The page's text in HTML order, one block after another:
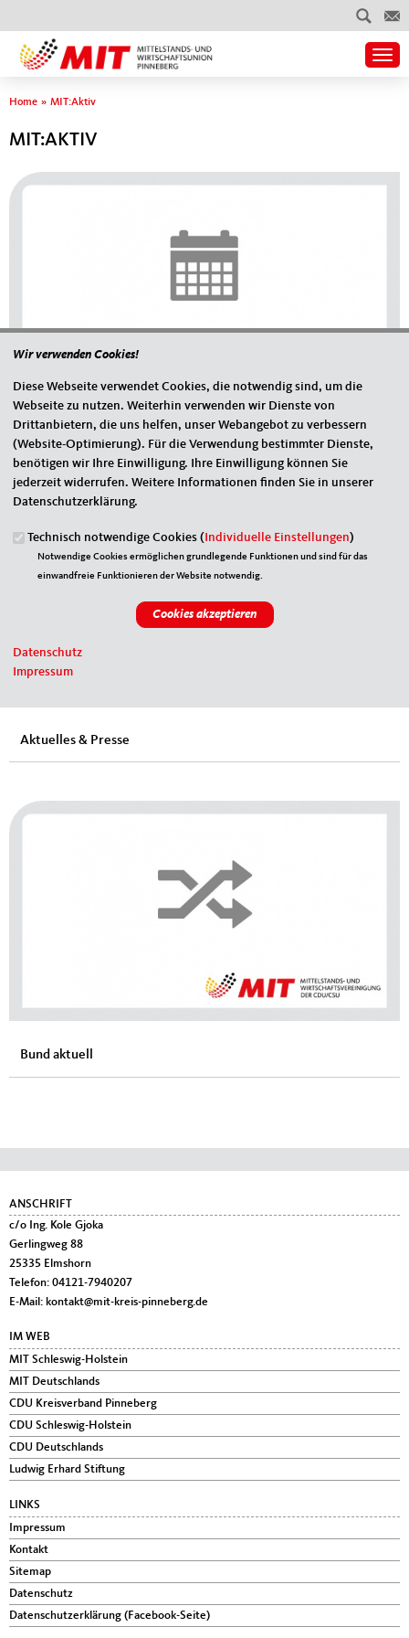
Sie sind hier
Home » MIT:Aktiv
MIT:AKTIV
Termine
Aktuelles & Presse
Bund aktuell
Fußbereich
ANSCHRIFT
c/o Ing. Kole Gjoka
Gerlingweg 88
25335 Elmshorn
Telefon: 04121-7940207
E-Mail: kontakt@mit-kreis-pinneberg.de
IM WEB
MIT Schleswig-Holstein
MIT Deutschlands
CDU Kreisverband Pinneberg
CDU Schleswig-Holstein
CDU Deutschlands
Ludwig Erhard Stiftung
LINKS
Impressum
Kontakt
Sitemap
Datenschutz
Datenschutzerklärung (Facebook-Seite)
Wir verwenden Cookies!
Diese Webseite verwendet Cookies, die notwendig sind, um die
Webseite zu nutzen. Weiterhin verwenden wir Dienste von
Drittanbietern, die uns helfen, unser Webangebot zu verbessern
(Website-Optimierung). Für die Verwendung bestimmter Dienste,
benötigen wir Ihre Einwilligung. Ihre Einwilligung können Sie
jederzeit widerrufen. Weitere Informationen finden Sie in unserer
Datenschutzerklärung.
Technisch notwendige Cookies (Individuelle Einstellungen)
Notwendige Cookies ermöglichen grundlegende Funktionen und sind für das
einwandfreie Funktionieren der Website notwendig.
Datenschutz
Impressum